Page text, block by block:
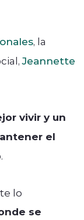
, la
Jeannette
vivir y un
el
lo
se